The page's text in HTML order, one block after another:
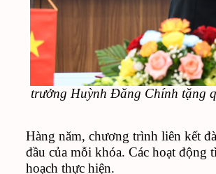
trưởng Huỳnh Đăng Chính tặng
Hàng năm, chương trình liên kết
đầu của mỗi khóa. Các hoạt động
hoạch thực hiện.